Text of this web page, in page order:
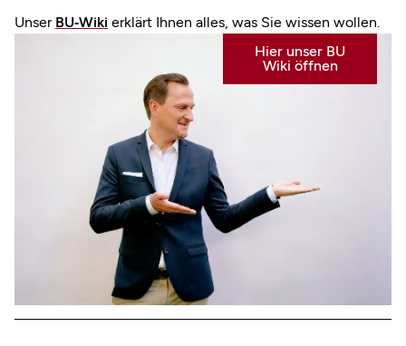
Unser BU‑Wiki erklärt Ihnen alles, was Sie wissen wollen.
Hier unser BU
Wiki öffnen